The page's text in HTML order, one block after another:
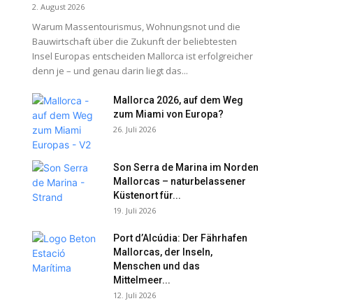
2. August 2026
Warum Massentourismus, Wohnungsnot und die
Bauwirtschaft über die Zukunft der beliebtesten
Insel Europas entscheiden Mallorca ist erfolgreicher
denn je – und genau darin liegt das...
Mallorca 2026, auf dem Weg
zum Miami von Europa?
26. Juli 2026
Son Serra de Marina im Norden
Mallorcas – naturbelassener
Küstenort für...
19. Juli 2026
Port d’Alcúdia: Der Fährhafen
Mallorcas, der Inseln,
Menschen und das
Mittelmeer...
12. Juli 2026